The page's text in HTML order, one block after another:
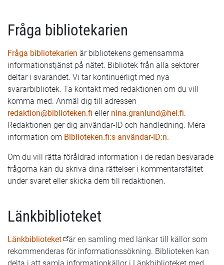
Fråga bibliotekarien
Fråga bibliotekarien är bibliotekens gemensamma
informationstjänst på nätet. Bibliotek från alla sektorer
deltar i svarandet. Vi tar kontinuerligt med nya
svararbibliotek. Ta kontakt med redaktionen om du vill
komma med. Anmäl dig till adressen
redaktion@biblioteken.fi eller nina.granlund@hel.fi.
Redaktionen ger dig användar-ID och handledning. Mera
information om Biblioteken.fi:s användar-ID:n.
Om du vill rätta föråldrad information i de redan besvarade
frågorna kan du skriva dina rättelser i kommentarsfältet
under svaret eller skicka dem till redaktionen.
Länkbiblioteket
Länkbiblioteket
är en samling med länkar till källor som
rekommenderas för informationssökning. Biblioteken kan